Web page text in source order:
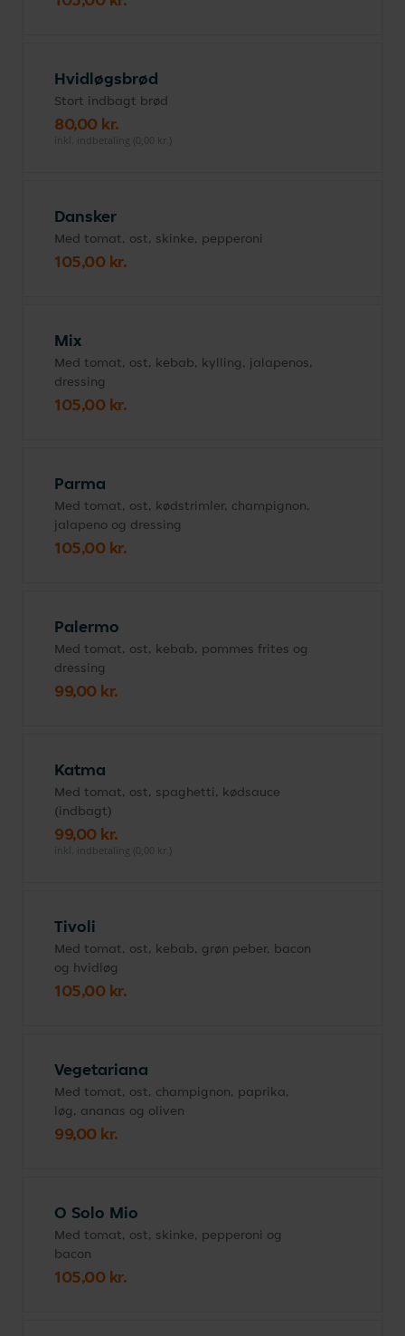
Hvidløgsbrød
Stort indbagt brød
80,00 kr.
inkl. indbetaling (0,00 kr.)
Dansker
Med tomat, ost, skinke, pepperoni
105,00 kr.
Mix
Med tomat, ost, kebab, kylling, jalapenos,
dressing
105,00 kr.
Parma
Med tomat, ost, kødstrimler, champignon,
jalapeno og dressing
105,00 kr.
Palermo
Med tomat, ost, kebab, pommes frites og
dressing
99,00 kr.
Katma
Med tomat, ost, spaghetti, kødsauce
(indbagt)
99,00 kr.
inkl. indbetaling (0,00 kr.)
Tivoli
Med tomat, ost, kebab, grøn peber, bacon
og hvidløg
105,00 kr.
Vegetariana
Med tomat, ost, champignon, paprika,
løg, ananas og oliven
99,00 kr.
O Solo Mio
Med tomat, ost, skinke, pepperoni og
bacon
105,00 kr.